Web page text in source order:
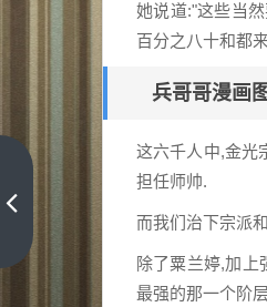
她说道:"这些当
百分之八十和都
兵哥哥漫画
这六千人中,金光
担任师帅.
而我们治下宗派
除了粟兰婷,加上
最强的那一个阶
宿